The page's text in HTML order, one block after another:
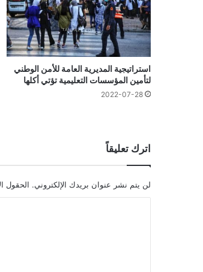
استراتيجية المديرية العامة للأمن الوطني
لتأمين المؤسسات التعليمية تؤتي أكلها
2022-07-28
اترك تعليقاً
لن يتم نشر عنوان بريدك الإلكتروني. الحقول